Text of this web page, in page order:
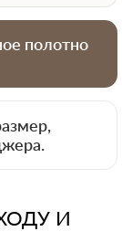
полотно
И